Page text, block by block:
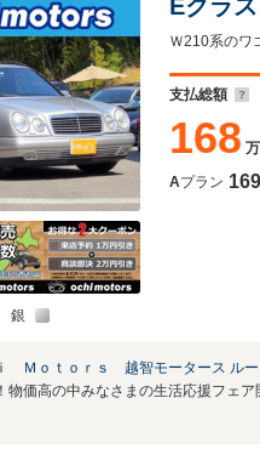
銀
Eクラ
Ｗ210系のワ
支払総額
168
Aプラン 169
Ｍｏｔｏｒｓ 越智モータース ルー